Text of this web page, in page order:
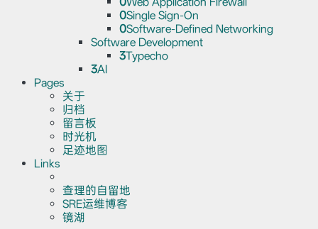
0Single Sign-On
0Software-Defined Networking
Software Development
3Typecho
3AI
Pages
关于
归档
留言板
时光机
足迹地图
Links
查理的自留地
SRE运维博客
镜湖